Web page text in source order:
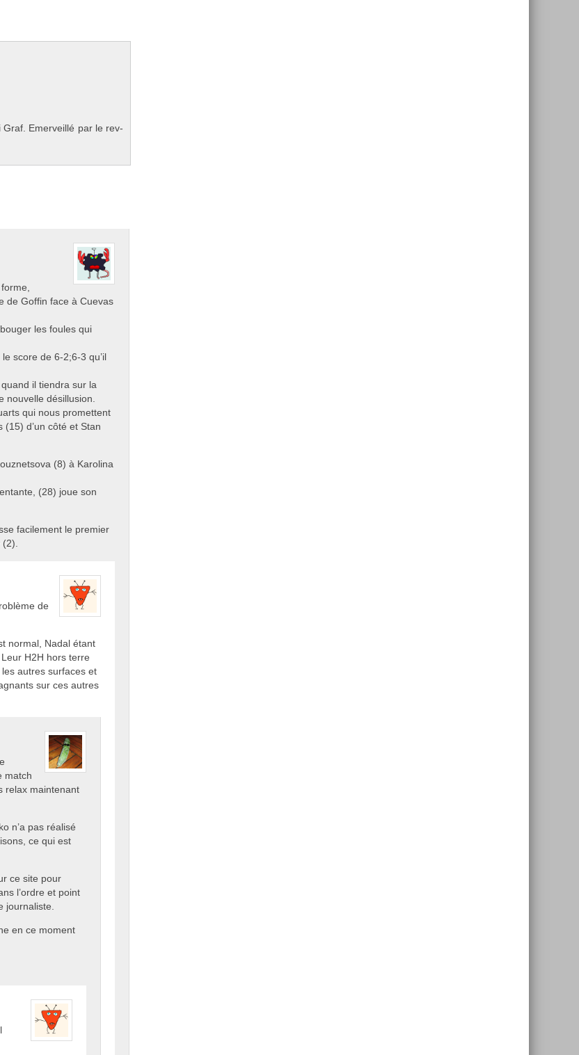
Graf. Em­er­veillé par le re­v­
de Goffin face à Cuevas
les foules qui
score de 6-2;6-3 qu’il
il tiendra sur la
nouvelle désillusion.
qui nous promettent
d’un côté et Stan
(8) à Karolina
(28) joue son
facilement le premier
de
normal, Nadal étant
H2H hors terre
autres surfaces et
sur ces autres
match
relax maintenant
n’a pas réalisé
ce qui est
ce site pour
l’ordre et point
journaliste.
en ce moment